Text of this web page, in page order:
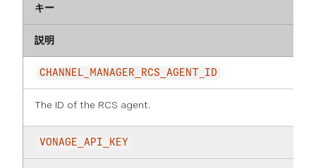
キー
説明
CHANNEL_MANAGER_RCS_AGENT_ID
The ID of the RCS agent.
VONAGE_API_KEY